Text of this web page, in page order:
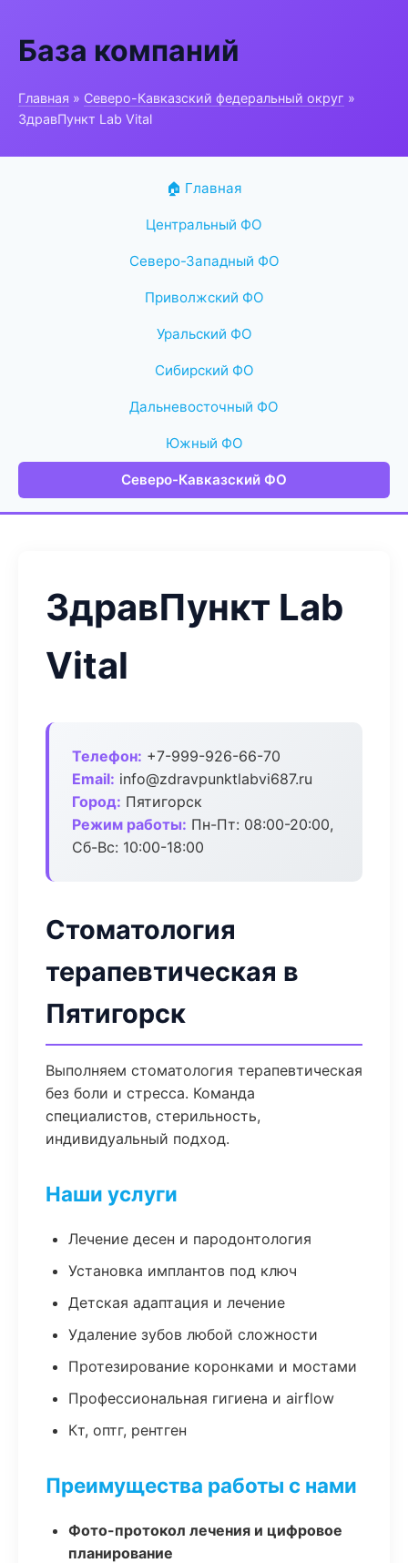
База компаний
Главная » Северо-Кавказский федеральный округ »
ЗдравПункт Lab Vital
🏠 Главная
Центральный ФО
Северо-Западный ФО
Приволжский ФО
Уральский ФО
Сибирский ФО
Дальневосточный ФО
Южный ФО
Северо-Кавказский ФО
ЗдравПункт Lab
Vital
Телефон: +7-999-926-66-70
Email: info@zdravpunktlabvi687.ru
Город: Пятигорск
Режим работы: Пн-Пт: 08:00-20:00,
Сб-Вс: 10:00-18:00
Стоматология
терапевтическая в
Пятигорск
Выполняем стоматология терапевтическая
без боли и стресса. Команда
специалистов, стерильность,
индивидуальный подход.
Наши услуги
Лечение десен и пародонтология
Установка имплантов под ключ
Детская адаптация и лечение
Удаление зубов любой сложности
Протезирование коронками и мостами
Профессиональная гигиена и airflow
Кт, оптг, рентген
Преимущества работы с нами
Фото-протокол лечения и цифровое
планирование